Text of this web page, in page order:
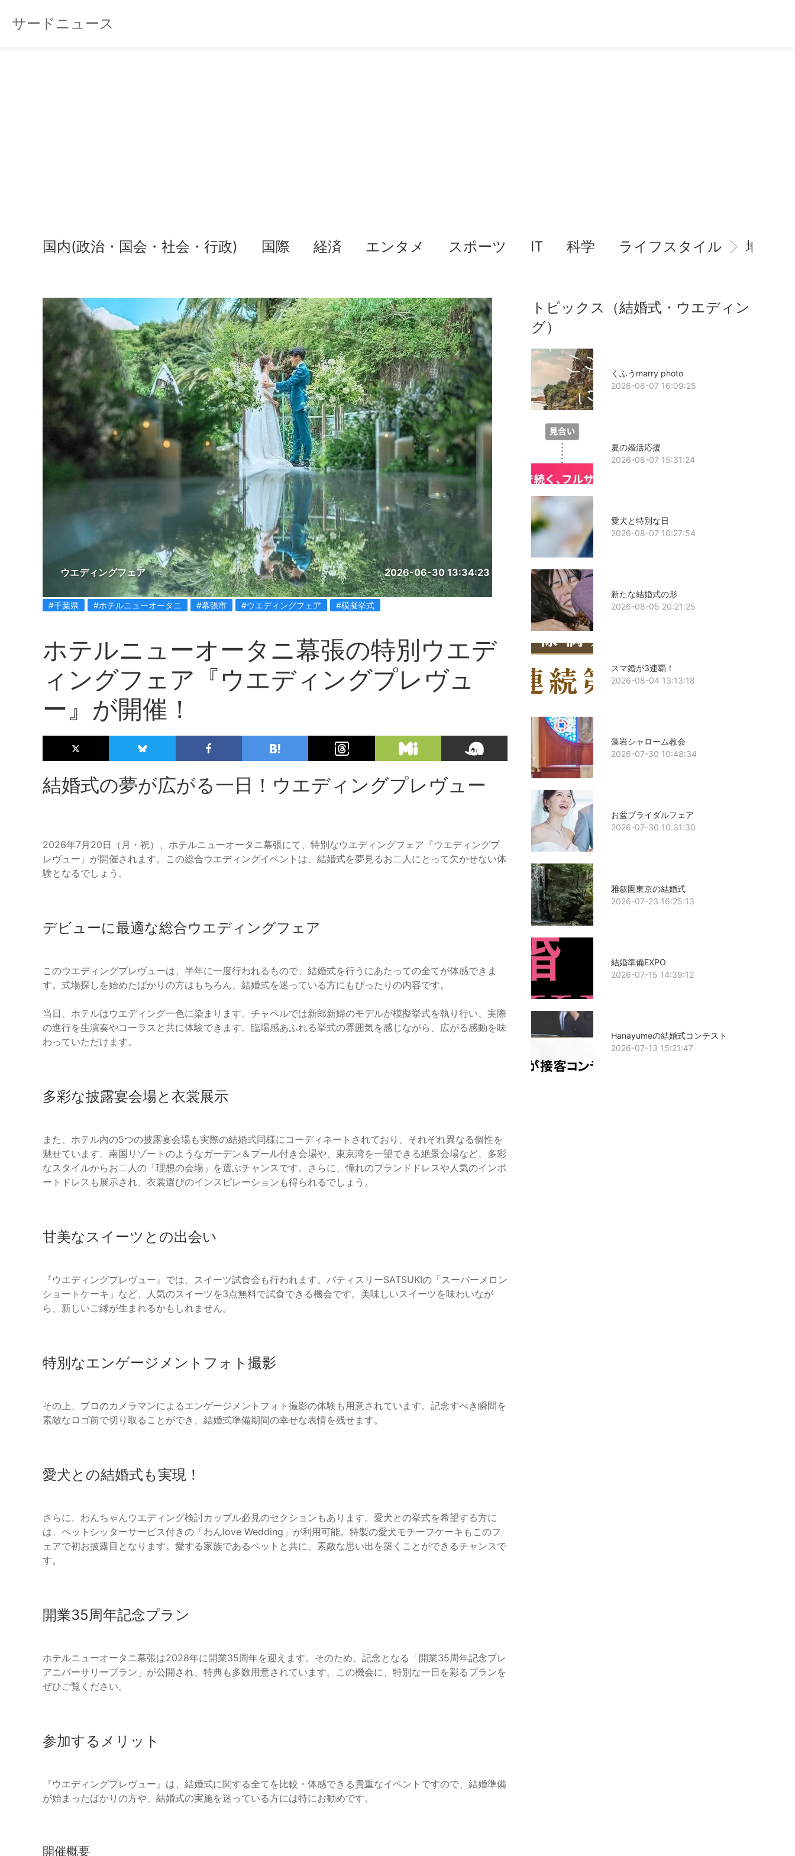
サードニュース
国内(政治・国会・社会・行政) 国際 経済 エンタメ スポーツ IT 科学 ライフスタイル 地域情
ウエディングフェア 2026-06-30 13:34:23
#千葉県 #ホテルニューオータニ #幕張市 #ウエディングフェア #模擬挙式
ホテルニューオータニ幕張の特別ウエデ
ィングフェア『ウエディングプレヴュ
ー』が開催！
結婚式の夢が広がる一日！ウエディングプレヴュー
2026年7月20日（月・祝）、ホテルニューオータニ幕張にて、特別なウエディングフェア『ウエディングプ
レヴュー』が開催されます。この総合ウエディングイベントは、結婚式を夢見るお二人にとって欠かせない体
験となるでしょう。
デビューに最適な総合ウエディングフェア
このウエディングプレヴューは、半年に一度行われるもので、結婚式を行うにあたっての全てが体感できま
す。式場探しを始めたばかりの方はもちろん、結婚式を迷っている方にもぴったりの内容です。
当日、ホテルはウエディング一色に染まります。チャペルでは新郎新婦のモデルが模擬挙式を執り行い、実際
の進行を生演奏やコーラスと共に体験できます。臨場感あふれる挙式の雰囲気を感じながら、広がる感動を味
わっていただけます。
多彩な披露宴会場と衣裳展示
また、ホテル内の5つの披露宴会場も実際の結婚式同様にコーディネートされており、それぞれ異なる個性を
魅せています。南国リゾートのようなガーデン＆プール付き会場や、東京湾を一望できる絶景会場など、多彩
なスタイルからお二人の「理想の会場」を選ぶチャンスです。さらに、憧れのブランドドレスや人気のインポ
ートドレスも展示され、衣裳選びのインスピレーションも得られるでしょう。
甘美なスイーツとの出会い
『ウエディングプレヴュー』では、スイーツ試食会も行われます。パティスリーSATSUKIの「スーパーメロン
ショートケーキ」など、人気のスイーツを3点無料で試食できる機会です。美味しいスイーツを味わいなが
ら、新しいご縁が生まれるかもしれません。
特別なエンゲージメントフォト撮影
その上、プロのカメラマンによるエンゲージメントフォト撮影の体験も用意されています。記念すべき瞬間を
素敵なロゴ前で切り取ることができ、結婚式準備期間の幸せな表情を残せます。
愛犬との結婚式も実現！
さらに、わんちゃんウエディング検討カップル必見のセクションもあります。愛犬との挙式を希望する方に
は、ペットシッターサービス付きの「わんlove Wedding」が利用可能。特製の愛犬モチーフケーキもこのフ
ェアで初お披露目となります。愛する家族であるペットと共に、素敵な思い出を築くことができるチャンスで
す。
開業35周年記念プラン
ホテルニューオータニ幕張は2028年に開業35周年を迎えます。そのため、記念となる「開業35周年記念プレ
アニバーサリープラン」が公開され、特典も多数用意されています。この機会に、特別な一日を彩るプランを
ぜひご覧ください。
参加するメリット
『ウエディングプレヴュー』は、結婚式に関する全てを比較・体感できる貴重なイベントですので、結婚準備
が始まったばかりの方や、結婚式の実施を迷っている方には特にお勧めです。
開催概要
トピックス（結婚式・ウエディン
グ）
くふうmarry photo
2026-08-07 16:09:25
夏の婚活応援
2026-08-07 15:31:24
愛犬と特別な日
2026-08-07 10:27:54
新たな結婚式の形
2026-08-05 20:21:25
スマ婚が3連覇！
2026-08-04 13:13:18
藻岩シャローム教会
2026-07-30 10:48:34
お盆ブライダルフェア
2026-07-30 10:31:30
雅叙園東京の結婚式
2026-07-23 16:25:13
結婚準備EXPO
2026-07-15 14:39:12
Hanayumeの結婚式コンテスト
2026-07-13 15:21:47